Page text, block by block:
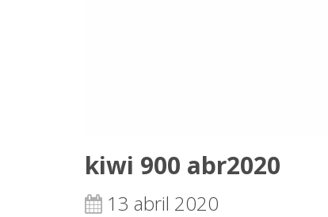
kiwi 900 abr2020
13 abril 2020